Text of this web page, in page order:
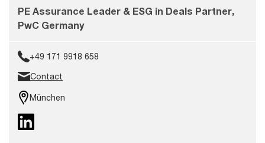
PE Assurance Leader & ESG in Deals Partner,
PwC Germany
+49 171 9918 658
Contact
München